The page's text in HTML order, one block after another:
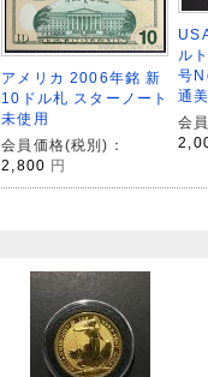
アメリカ 2006年銘 新
10ドル札 スターノート
未使用
会員価格(税別)：
2,800 円
ル
号
通
会